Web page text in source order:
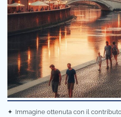
✦ Immagine ottenuta con il